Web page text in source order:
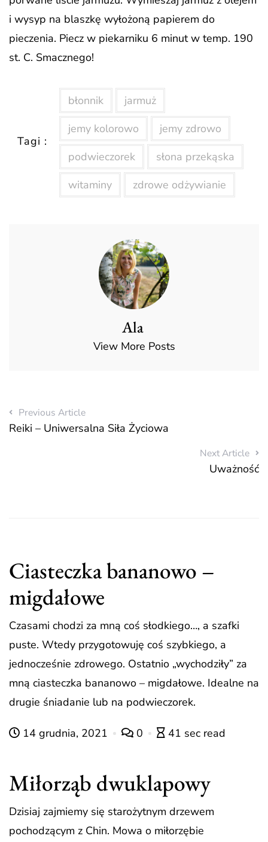
i wysyp na blaszkę wyłożoną papierem do
pieczenia. Piecz w piekarniku 6 minut w temp. 190
st. C. Smacznego!
Tagi :
błonnik
jarmuż
jemy kolorowo
jemy zdrowo
podwieczorek
słona przekąska
witaminy
zdrowe odżywianie
Ala
View More Posts
Previous Article
Reiki – Uniwersalna Siła Życiowa
Next Article
Uważność
Ciasteczka bananowo –
migdałowe
Czasami chodzi za mną coś słodkiego…, a szafki
puste. Wtedy przygotowuję coś szybkiego, a
jednocześnie zdrowego. Ostatnio „wychodziły” za
mną ciasteczka bananowo – migdałowe. Idealne na
drugie śniadanie lub na podwieczorek.
14 grudnia, 2021 0 41 sec read
Miłorząb dwuklapowy
Dzisiaj zajmiemy się starożytnym drzewem
pochodzącym z Chin. Mowa o miłorzębie